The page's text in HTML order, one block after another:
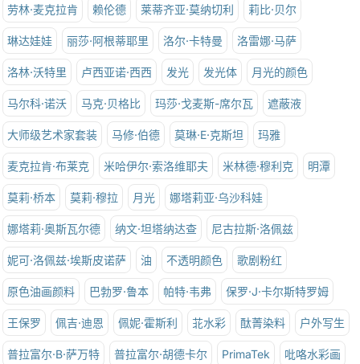
劳林·麦克拉肯 赖伦德 莱蒂齐亚·莫纳切利 莉比·贝尔
琳达娃娃 丽莎·阿根蒂耶里 洛尔·卡特曼 洛雷娜·马萨
洛林·沃特里 卢西亚诺·西西 发光 发光体 月光的颜色
马尔科·诺沃 马克·贝格比 玛莎·戈麦斯-席尔瓦 遮蔽液
大师级艺术家套装 马修·伯德 莫琳·E·克斯坦 玛雅
麦克拉肯·布莱克 米哈伊尔·索洛维耶夫 米林德·穆利克 明潭
莫莉·桥本 莫莉·穆拉 月光 娜塔莉亚·乌沙科娃
娜塔莉·奥斯瓦尔德 纳文·坦塔纳达查 尼古拉斯·洛佩兹
妮可·洛佩兹·埃斯皮诺萨 油 不透明颜色 歌剧粉红
原色油画颜料 巴勃罗·鲁本 帕特·韦弗 保罗·J·卡尔斯特罗姆
王保罗 佩吉·迪恩 佩妮·霍斯利 苝水彩 酞菁染料 户外写生
普拉富尔·B·萨万特 普拉富尔·胡德卡尔 PrimaTek 吡咯水彩画